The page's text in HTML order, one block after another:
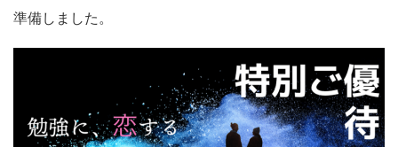
準備しました。